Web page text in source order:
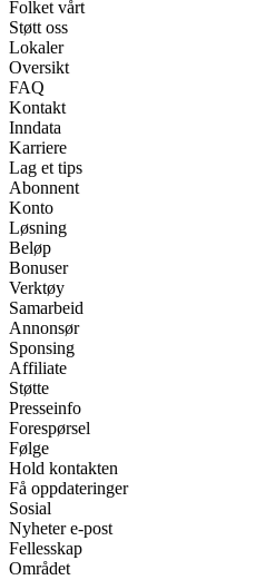
Folket vårt
Støtt oss
Lokaler
Oversikt
FAQ
Kontakt
Inndata
Karriere
Lag et tips
Abonnent
Konto
Løsning
Beløp
Bonuser
Verktøy
Samarbeid
Annonsør
Sponsing
Affiliate
Støtte
Presseinfo
Forespørsel
Følge
Hold kontakten
Få oppdateringer
Sosial
Nyheter e-post
Fellesskap
Området